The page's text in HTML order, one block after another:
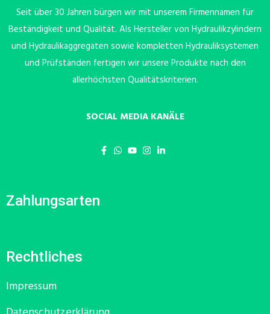
Seit über 30 Jahren bürgen wir mit unserem Firmennamen für
Beständigkeit und Qualität. Als Hersteller von Hydraulikzylindern
und Hydraulikaggregaten sowie kompletten Hydrauliksystemen
und Prüfständen fertigen wir unsere Produkte nach den
allerhöchsten Qualitätskriterien.
SOCIAL MEDIA KANÄLE
Zahlungsarten
Rechtliches
Impressum